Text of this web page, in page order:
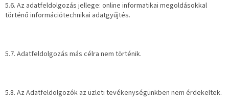
5.6. Az adatfeldolgozás jellege: online informatikai megoldásokkal
történő információtechnikai adatgyűjtés.
5.7. Adatfeldolgozás más célra nem történik.
5.8. Az Adatfeldolgozók az üzleti tevékenységünkben nem érdekeltek.